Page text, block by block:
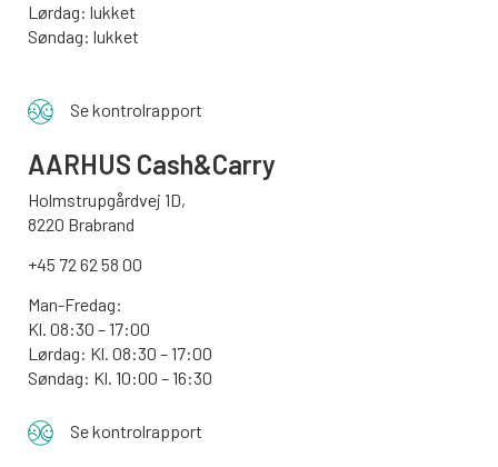
Lørdag: lukket
Søndag: lukket
Se kontrolrapport
AARHUS Cash&Carry
Holmstrupgårdvej 1D,
8220 Brabrand
+45 72 62 58 00
Man-Fredag:
Kl. 08:30 – 17:00
Lørdag: Kl. 08:30 – 17:00
Søndag: Kl. 10:00 – 16:30
Se kontrolrapport